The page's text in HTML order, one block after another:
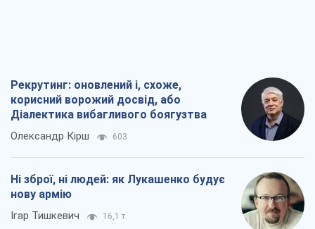
Рекрутинг: оновлений і, схоже,
корисний ворожий досвід, або
Діалектика вибагливого боягузтва
Олександр Кірш 603
Ні зброї, ні людей: як Лукашенко будує
нову армію
Ігар Тишкевич 16,1 т.